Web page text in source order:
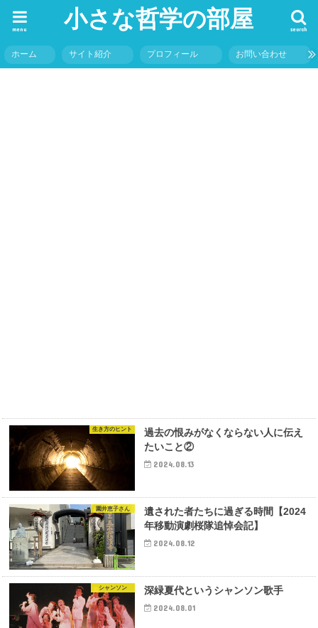
小さな哲学の部屋 search
menu
ホーム サイト紹介 プロフィール お問い合わせ
生き方のヒント
過去の恨みがなくならない人に伝え
たいこと②
2024.08.13
園井恵子さん
遺された者たちに過ぎる時間【2024
年移動演劇桜隊追悼会記】
2024.08.12
シャンソン 深緑夏代というシャンソン歌手
2024.08.01